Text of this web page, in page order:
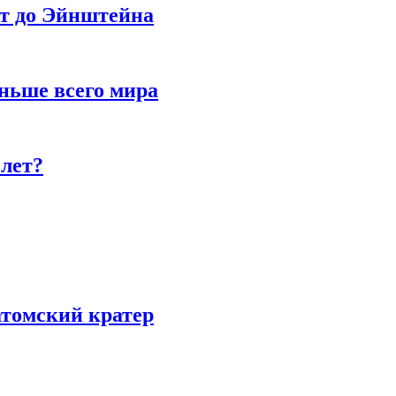
до Эйнштейна
всего мира
кратер